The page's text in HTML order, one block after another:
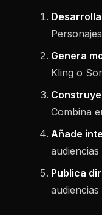
Genera
Kling o
Combina
Añade
Publica
audiencias